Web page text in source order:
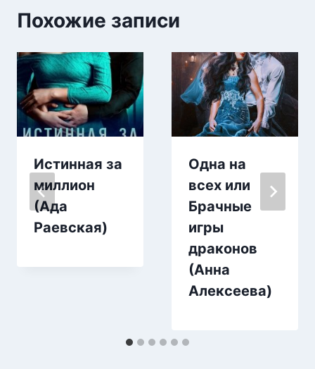
Похожие записи
Истинная за
миллион
(Ада
Раевская)
Одна на
всех или
Брачные
игры
драконов
(Анна
Алексеева)